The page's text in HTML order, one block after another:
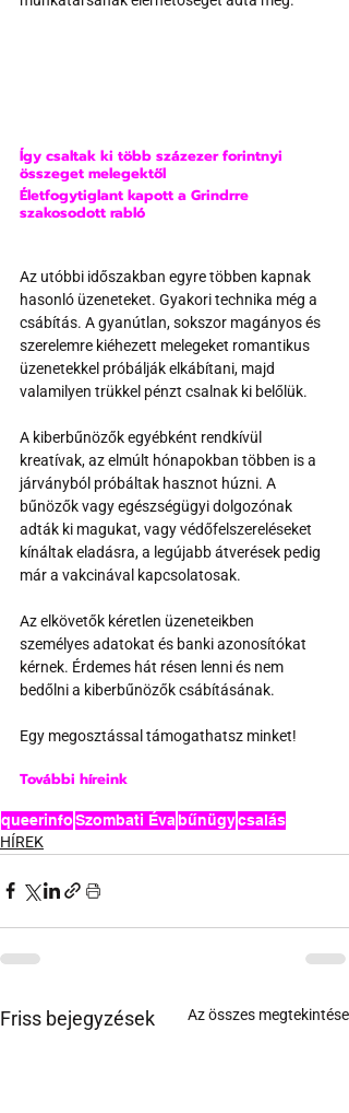
Így csaltak ki több százezer forintnyi
összeget melegektől
Életfogytiglant kapott a Grindrre
szakosodott rabló
Az utóbbi időszakban egyre többen kapnak
hasonló üzeneteket. Gyakori technika még a
csábítás. A gyanútlan, sokszor magányos és
szerelemre kiéhezett melegeket romantikus
üzenetekkel próbálják elkábítani, majd
valamilyen trükkel pénzt csalnak ki belőlük.
A kiberbűnözők egyébként rendkívül
kreatívak, az elmúlt hónapokban többen is a
járványból próbáltak hasznot húzni. A
bűnözők vagy egészségügyi dolgozónak
adták ki magukat, vagy védőfelszereléseket
kínáltak eladásra, a legújabb átverések pedig
már a vakcinával kapcsolatosak.
Az elkövetők kéretlen üzeneteikben
személyes adatokat és banki azonosítókat
kérnek. Érdemes hát résen lenni és nem
bedőlni a kiberbűnözők csábításának.
Egy megosztással támogathatsz minket!
További híreink
queerinfoSzombati Évabűnügycsalás
HÍREK
Friss bejegyzések Az összes megtekintése